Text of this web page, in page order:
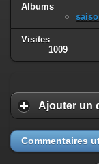
Albums
Visites
1009
Ajouter un
Commentaires